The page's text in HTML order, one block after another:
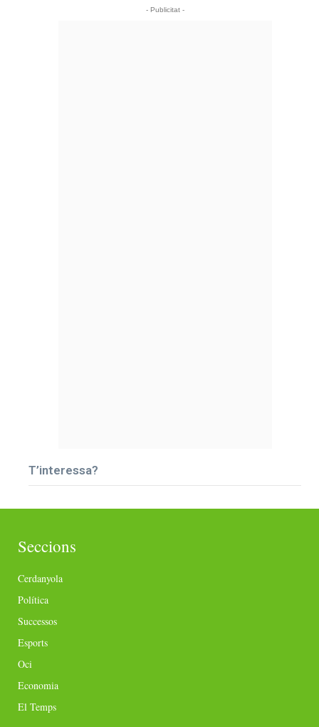
- Publicitat -
T’interessa?
Seccions
Cerdanyola
Política
Successos
Esports
Oci
Economia
El Temps